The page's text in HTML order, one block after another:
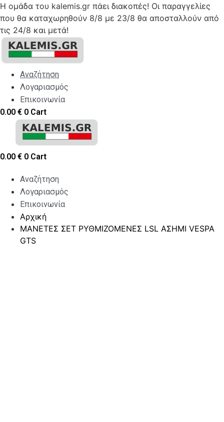
Η ομάδα του kalemis.gr πάει διακοπές! Οι παραγγελίες
που θα καταχωρηθούν 8/8 με 23/8 θα αποσταλλούν από
τις 24/8 και μετά!
Skip
content
Αναζήτηση
Λογαριασμός
Επικοινωνία
0.00 € 0 Cart
0.00 € 0 Cart
Αναζήτηση
Λογαριασμός
Επικοινωνία
Αρχική
ΜΑΝΕΤΕΣ ΣΕΤ ΡΥΘΜΙΖΟΜΕΝΕΣ LSL ΑΣΗΜΙ VESPA
GTS